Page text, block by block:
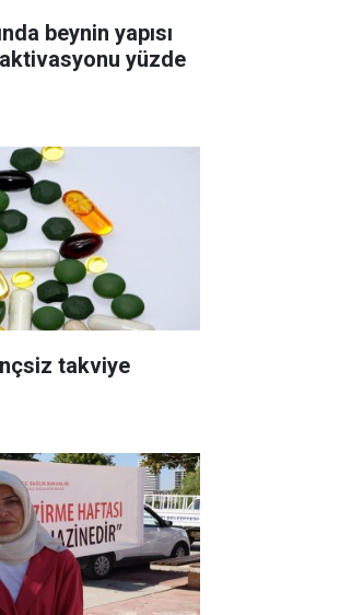
beynin yapısı
yüzde
takviye